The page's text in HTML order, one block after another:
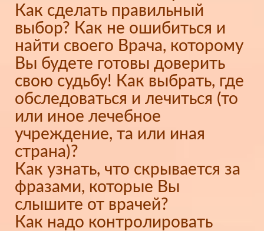
Как сделать правильный
выбор? Как не ошибиться и
найти своего Врача, которому
Вы будете готовы доверить
свою судьбу! Как выбрать, где
обследоваться и лечиться (то
или иное лечебное
учреждение, та или иная
страна)?
Как узнать, что скрывается за
фразами, которые Вы
слышите от врачей?
Как надо контролировать